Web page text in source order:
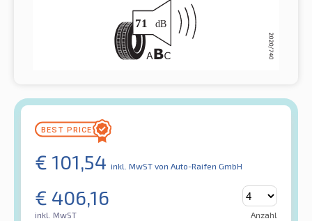
€ 101,54 inkl. MwST von Auto-Raifen GmbH
€ 406,16
inkl. MwST Anzahl